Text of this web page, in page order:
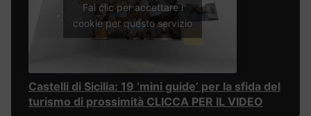
Fai clic per accettare i
cookie per questo servizio
Castelli di Sicilia: 19 ‘mini guide’ per la sfida del
turismo di prossimità CLICCA PER IL VIDEO